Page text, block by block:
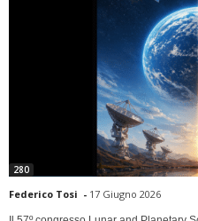
280
Federico Tosi - 17 Giugno 2026